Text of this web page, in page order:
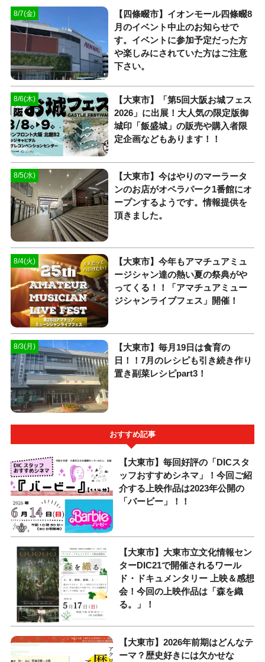
8/7(金)
【四條畷市】イオンモール四條畷8
月のイベント中止のお知らせで
す。イベントに参加予定だった方
や楽しみにされていた方はご注意
下さい。
8/6(木)
【大東市】「第5回大阪お城フェス
2026」に出展！大人気の限定版御
城印「飯盛城」の販売や購入者限
定企画などもあります！！
8/5(水)
【大東市】今はやりのマーラータ
ンのお店がオペラパーク1番館にオ
ープンするようです。情報提供を
頂きました。
8/4(火)
【大東市】今年もアマチュアミュ
ージシャン達の熱い夏の祭典がや
ってくる！！「アマチュアミュー
ジシャンライブフェス」開催！
8/3(月)
【大東市】毎月19日は食育の
日！！7月のレシピも引き続き作り
置き副菜レシピpart3！
おすすめ記事
【大東市】毎回好評の「DICスタ
ッフおすすめシネマ」！今回ご紹
介する上映作品は2023年公開の
「バービー」！！
【大東市】大東市立文化情報セン
ターDIC21で開催されるワール
ド・ドキュメンタリー 上映＆感想
会！今回の上映作品は「森を織
る。」！
【大東市】2026年前期はどんなテ
ーマ？歴史好きには欠かせな